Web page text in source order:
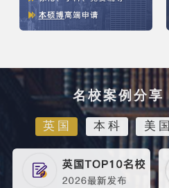
名校案例分享
英国 本科 美国